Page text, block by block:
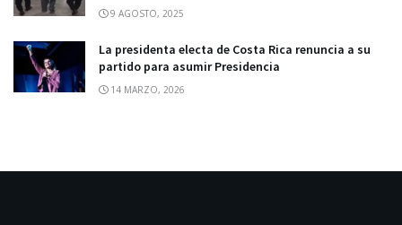
9 AGOSTO, 2025
La presidenta electa de Costa Rica renuncia a su
partido para asumir Presidencia
14 MARZO, 2026